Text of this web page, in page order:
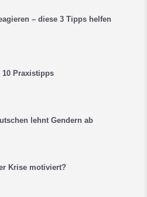
– diese 3 Tipps helfen
10 Praxistipps
lehnt Gendern ab
Krise motiviert?